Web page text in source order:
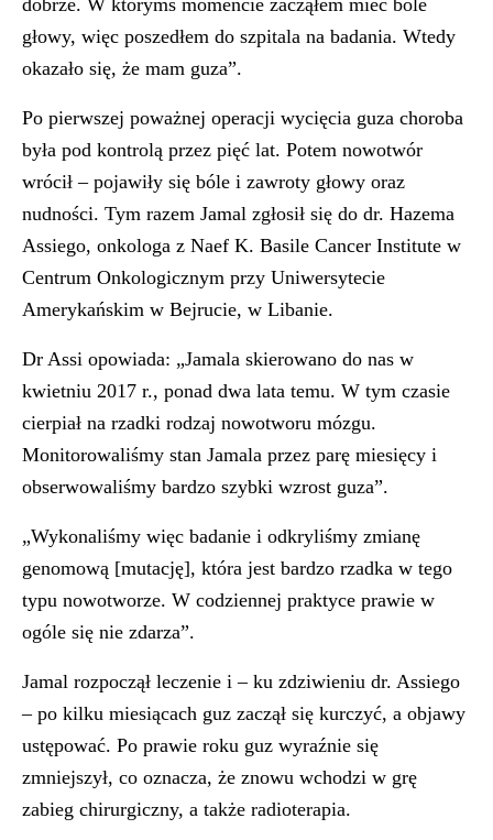
dobrze. W którymś momencie zacząłem mieć bóle
głowy, więc poszedłem do szpitala na badania. Wtedy
okazało się, że mam guza”.
Po pierwszej poważnej operacji wycięcia guza choroba
była pod kontrolą przez pięć lat. Potem nowotwór
wrócił – pojawiły się bóle i zawroty głowy oraz
nudności. Tym razem Jamal zgłosił się do dr. Hazema
Assiego, onkologa z Naef K. Basile Cancer Institute w
Centrum Onkologicznym przy Uniwersytecie
Amerykańskim w Bejrucie, w Libanie.
Dr Assi opowiada: „Jamala skierowano do nas w
kwietniu 2017 r., ponad dwa lata temu. W tym czasie
cierpiał na rzadki rodzaj nowotworu mózgu.
Monitorowaliśmy stan Jamala przez parę miesięcy i
obserwowaliśmy bardzo szybki wzrost guza”.
„Wykonaliśmy więc badanie i odkryliśmy zmianę
genomową [mutację], która jest bardzo rzadka w tego
typu nowotworze. W codziennej praktyce prawie w
ogóle się nie zdarza”.
Jamal rozpoczął leczenie i – ku zdziwieniu dr. Assiego
– po kilku miesiącach guz zaczął się kurczyć, a objawy
ustępować. Po prawie roku guz wyraźnie się
zmniejszył, co oznacza, że znowu wchodzi w grę
zabieg chirurgiczny, a także radioterapia.